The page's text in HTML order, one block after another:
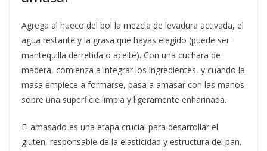
Agrega al hueco del bol la mezcla de levadura activada, el
agua restante y la grasa que hayas elegido (puede ser
mantequilla derretida o aceite). Con una cuchara de
madera, comienza a integrar los ingredientes, y cuando la
masa empiece a formarse, pasa a amasar con las manos
sobre una superficie limpia y ligeramente enharinada.
El amasado es una etapa crucial para desarrollar el
gluten, responsable de la elasticidad y estructura del pan.